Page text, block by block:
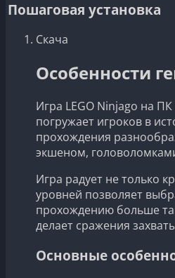
Пошаговая установка
Скача
Особенности
Игра LEGO Ninjago на
погружает игроков в
прохождения
экшеном,
Игра радует не только
уровней позволяет
прохождению больше
делает сражения
Основные